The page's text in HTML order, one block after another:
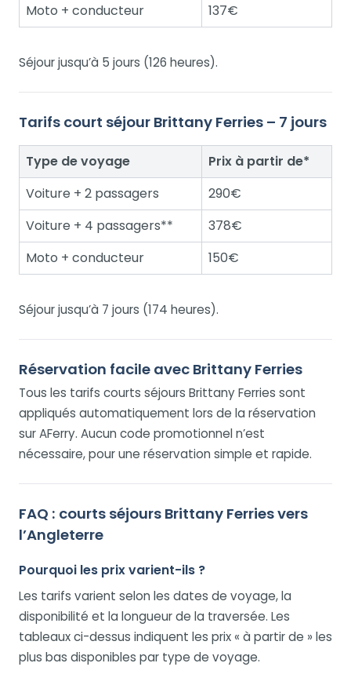
Moto + conducteur
137€
Séjour jusqu’à 5 jours (126 heures).
Tarifs court séjour Brittany Ferries – 7 jours
Type de voyage
Prix à partir de*
Voiture + 2 passagers
290€
Voiture + 4 passagers**
378€
Moto + conducteur
150€
Séjour jusqu’à 7 jours (174 heures).
Réservation facile avec Brittany Ferries
Tous les tarifs courts séjours Brittany Ferries sont
appliqués automatiquement lors de la réservation
sur AFerry. Aucun code promotionnel n’est
nécessaire, pour une réservation simple et rapide.
FAQ : courts séjours Brittany Ferries vers
l’Angleterre
Pourquoi les prix varient-ils ?
Les tarifs varient selon les dates de voyage, la
disponibilité et la longueur de la traversée. Les
tableaux ci-dessus indiquent les prix « à partir de » les
plus bas disponibles par type de voyage.